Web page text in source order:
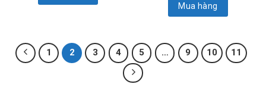
Mua hàng
1 2 3 4 5 … 9 10 11